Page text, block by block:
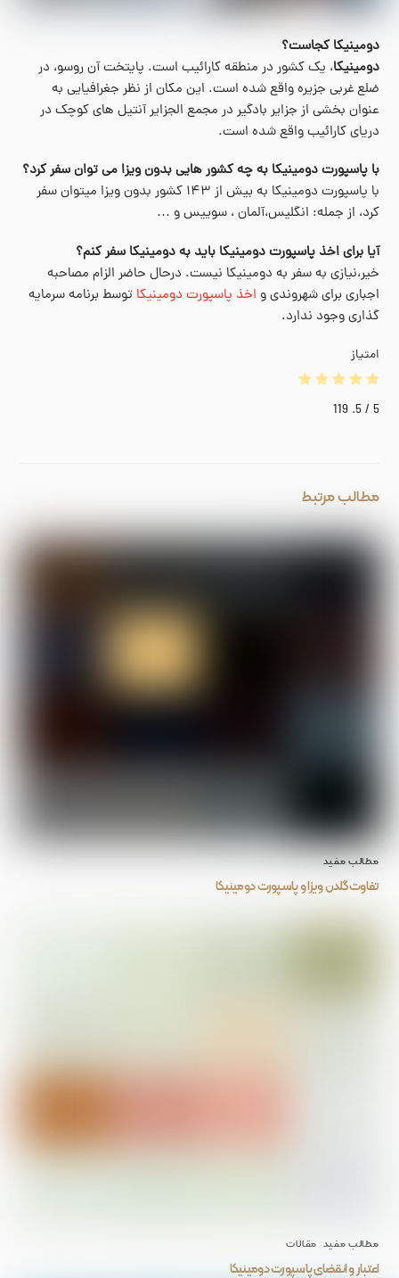
دومینیکا کجاست؟
دومینیکا، یک کشور در منطقه کارائیب است. پایتخت آن روسو، در
ضلع غربی جزیره واقع شده است. این مکان از نظر جغرافیایی به
عنوان بخشی از جزایر بادگیر در مجمع الجزایر آنتیل های کوچک در
دریای کارائیب واقع شده است.
با پاسپورت دومینیکا به چه کشور هایی بدون ویزا می توان سفر کرد؟
با پاسپورت دومینیکا به بیش از ۱۴۳ کشور بدون ویزا میتوان سفر
کرد، از جمله: انگلیس،آلمان ، سوییس و …
آیا برای اخذ پاسپورت دومینیکا باید به دومینیکا سفر کنم؟
خیر،نیازی به سفر به دومینیکا نیست. درحال حاضر الزام مصاحبه
اجباری برای شهروندی و اخذ پاسپورت دومینیکا توسط برنامه سرمایه
گذاری وجود ندارد.
امتیاز
5
/ 5.
119
مطالب مرتبط
مطالب مفید
تفاوت گلدن ویزا و پاسپورت دومینیکا
مطالب مفید مقالات
اعتبار و انقضای پاسپورت دومینیکا